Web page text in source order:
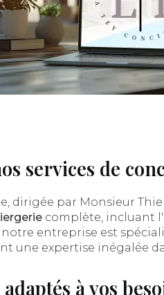
services de
dirigée par Monsieur
complète, incluant
notre entreprise est
une expertise inégalée
à vos